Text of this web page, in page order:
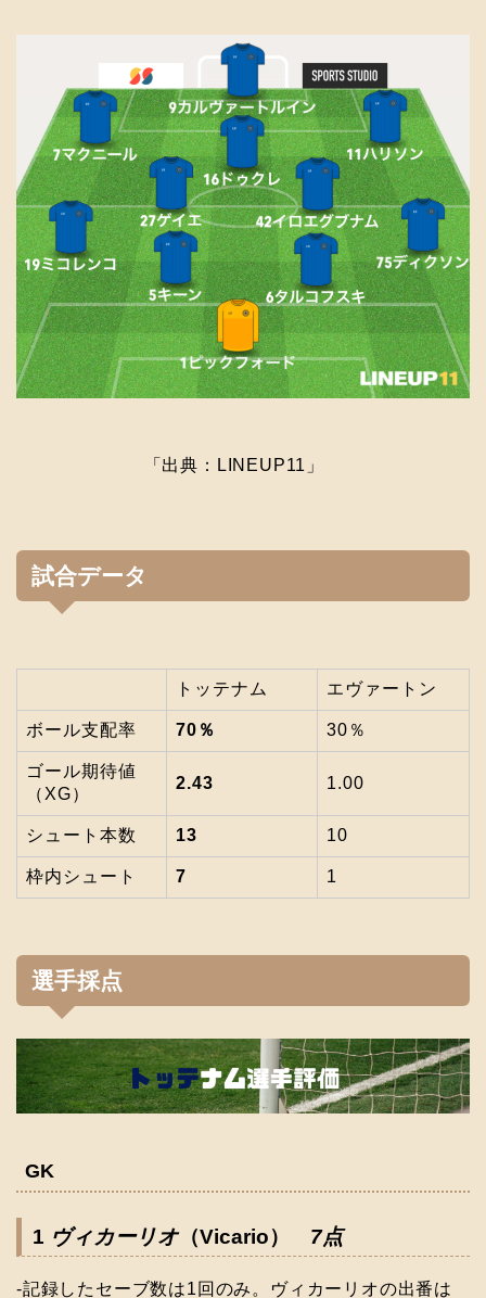
「出典：LINEUP11」
試合データ
トッテナム エヴァートン
ボール支配率 70％ 30％
ゴール期待値
（XG）
2.43 1.00
シュート本数 13 10
枠内シュート 7 1
選手採点
GK
1 ヴィカーリオ（Vicario） 7点
-記録したセーブ数は1回のみ。ヴィカーリオの出番は